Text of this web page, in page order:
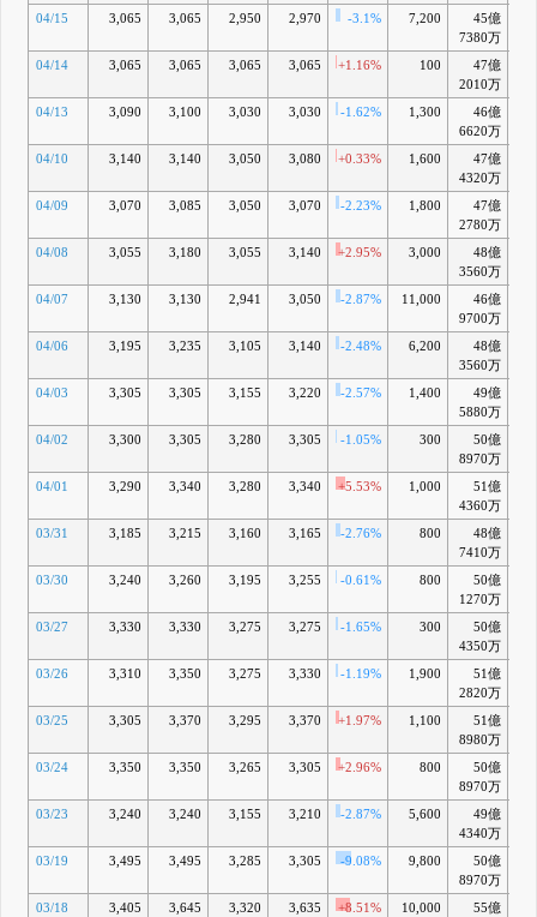
04/15 3,065 3,065 2,950 2,970 -3.1% 7,200
45億
7380万
04/14 3,065 3,065 3,065 3,065 +1.16% 100
47億
2010万
04/13 3,090 3,100 3,030 3,030 -1.62% 1,300
46億
6620万
04/10 3,140 3,140 3,050 3,080 +0.33% 1,600
47億
4320万
04/09 3,070 3,085 3,050 3,070 -2.23% 1,800
47億
2780万
04/08 3,055 3,180 3,055 3,140 +2.95% 3,000
48億
3560万
04/07 3,130 3,130 2,941 3,050 -2.87% 11,000
46億
9700万
04/06 3,195 3,235 3,105 3,140 -2.48% 6,200
48億
3560万
04/03 3,305 3,305 3,155 3,220 -2.57% 1,400
49億
5880万
04/02 3,300 3,305 3,280 3,305 -1.05% 300
50億
8970万
04/01 3,290 3,340 3,280 3,340 +5.53% 1,000
51億
4360万
03/31 3,185 3,215 3,160 3,165 -2.76% 800
48億
7410万
03/30 3,240 3,260 3,195 3,255 -0.61% 800
50億
1270万
03/27 3,330 3,330 3,275 3,275 -1.65% 300
50億
4350万
03/26 3,310 3,350 3,275 3,330 -1.19% 1,900
51億
2820万
03/25 3,305 3,370 3,295 3,370 +1.97% 1,100
51億
8980万
03/24 3,350 3,350 3,265 3,305 +2.96% 800
50億
8970万
03/23 3,240 3,240 3,155 3,210 -2.87% 5,600
49億
4340万
03/19 3,495 3,495 3,285 3,305 -9.08% 9,800
50億
8970万
03/18 3,405 3,645 3,320 3,635 +8.51% 10,000
55億